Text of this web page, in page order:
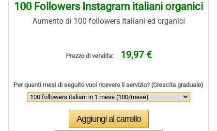
100 Followers Instagram italiani organici
Aumento di 100 followers Italiani ed organici
Prezzo di vendita: 19,97 €
Per quanti mesi di seguito vuoi ricevere il servizio? (Crescita graduale)